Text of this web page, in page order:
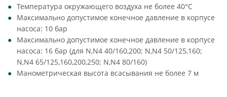
Температура окружающего воздуха не более 40°C
Максимально допустимое конечное давление в корпусе
насоса: 10 бар
Максимально допустимое конечное давление в корпусе
насоса: 16 бар (для N,N4 40/160,200; N,N4 50/125,160;
N,N4 65/125,160,200,250; N,N4 80/160)
Манометрическая высота всасывания не более 7 м